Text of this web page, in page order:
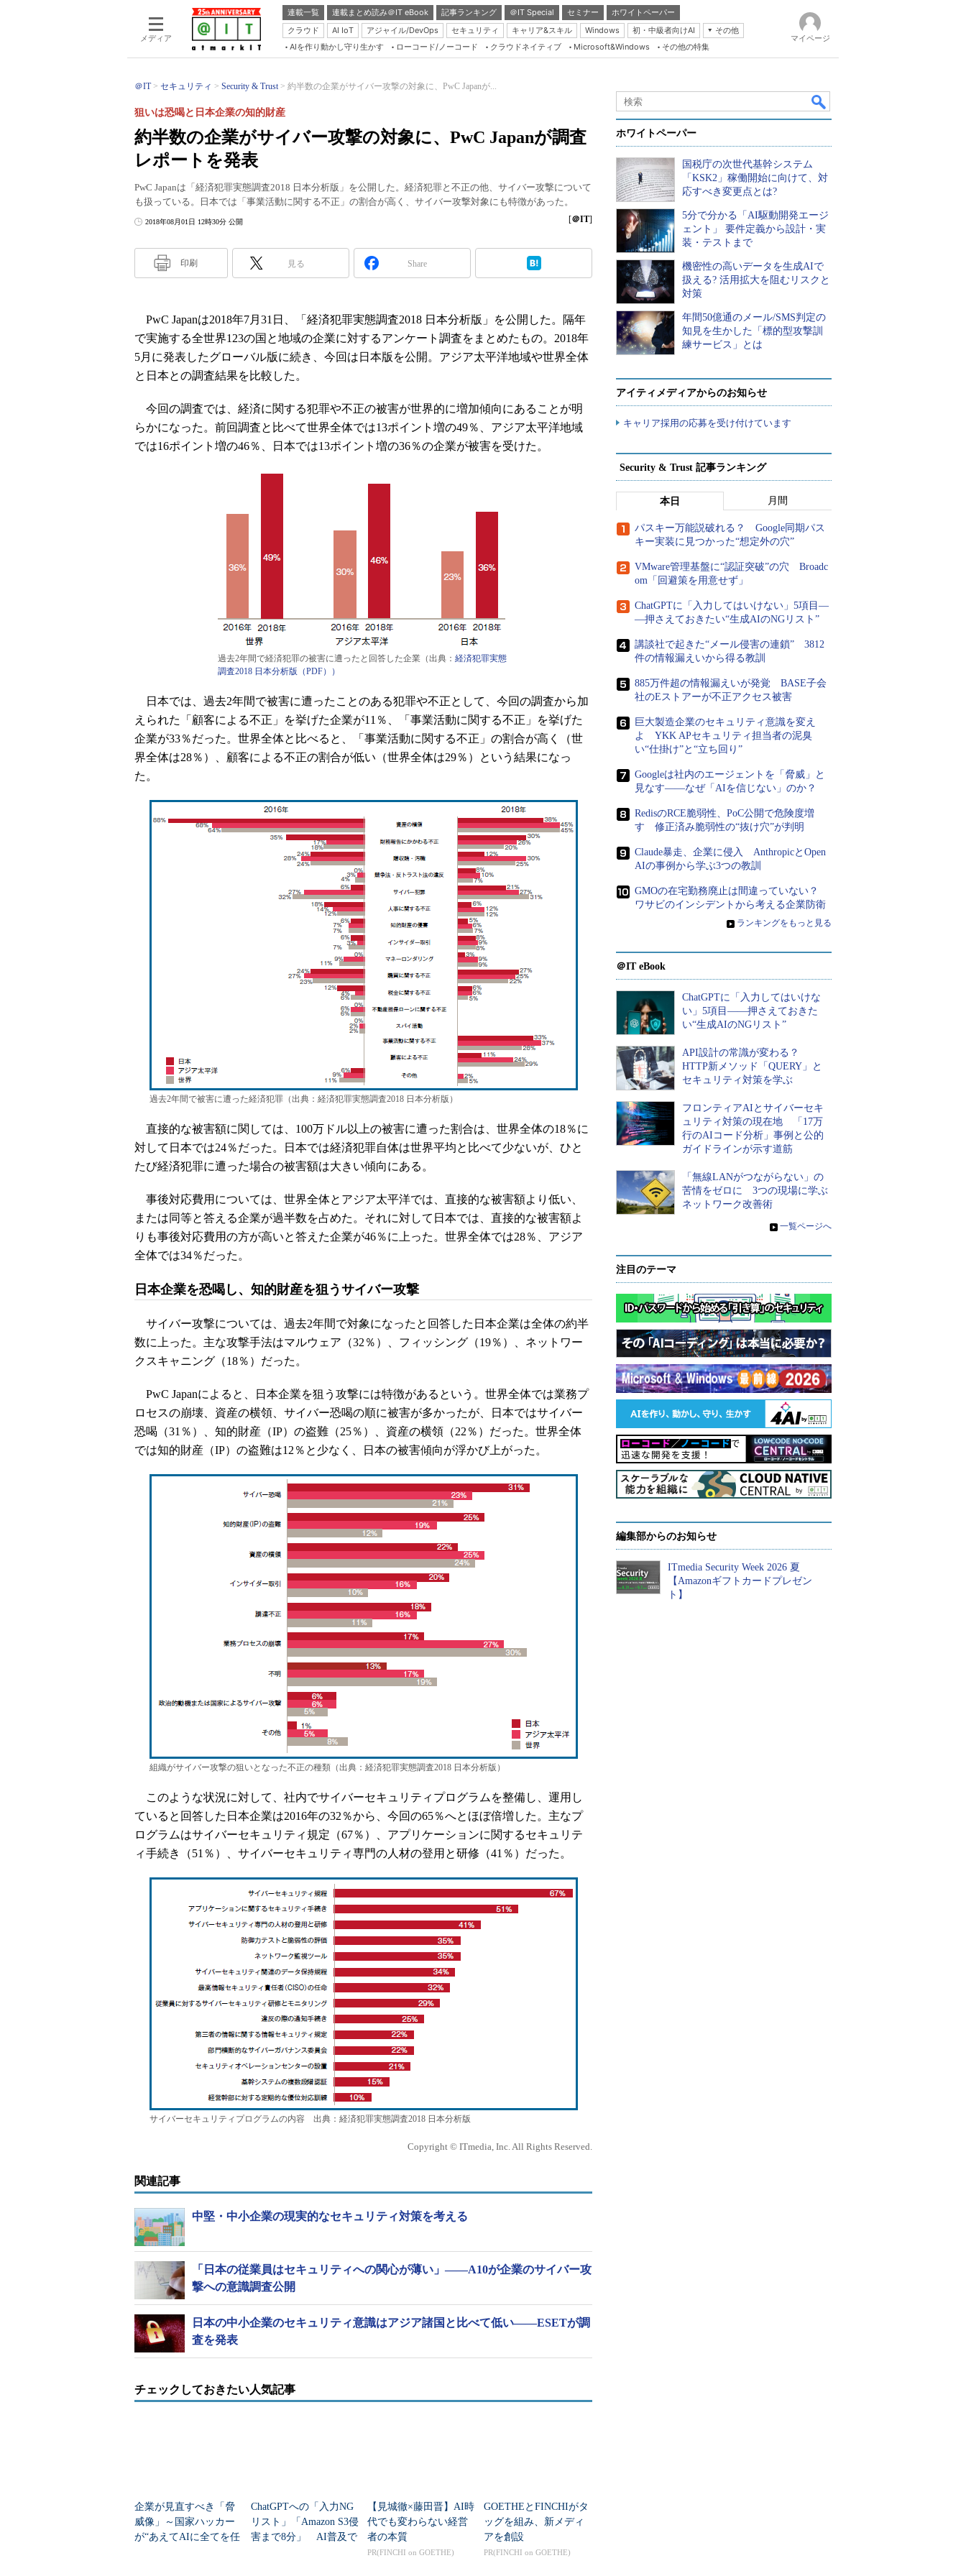
メディア
連載一覧 連載まとめ読み＠IT eBook 記事ランキング ＠IT Special セミナー
ホワイトペーパー
クラウド
AI IoT アジャイル/DevOps セキュリティ キャリア&スキル Windows 初・中級者向けAI
その他
Server & Storage
Java Agile
Database Expert
Linux ＆ OSS
Master of IP Network
AIを作り動かし守り生かす ローコード/ノーコード クラウドネイティブ Microsoft&Windows その他の特集
マイページ
＠IT セキュリティ Security & Trust 約半数の企業がサイバー攻撃の対象に、PwC Japanが...
約半数の企業がサイバー攻撃の対象に、PwC Japanが調査
レポートを発表
狙いは恐喝と日本企業の知的財産
PwC Japanは「経済犯罪実態調査2018 日本分析版」を公開した。経済犯罪と不正の他、サイバー攻撃について
も扱っている。日本では「事業活動に関する不正」の割合が高く、サイバー攻撃対象にも特徴があった。
2018年08月01日 12時30分 公開 [＠IT]
印刷 見る Share
PwC Japanは2018年7月31日、「経済犯罪実態調査2018 日本分析版」を公開した。隔年
で実施する全世界123の国と地域の企業に対するアンケート調査をまとめたもの。2018年
5月に発表したグローバル版に続き、今回は日本版を公開。アジア太平洋地域や世界全体
と日本との調査結果を比較した。
今回の調査では、経済に関する犯罪や不正の被害が世界的に増加傾向にあることが明
らかになった。前回調査と比べて世界全体では13ポイント増の49％、アジア太平洋地域
では16ポイント増の46％、日本では13ポイント増の36％の企業が被害を受けた。
過去2年間で経済犯罪の被害に遭ったと回答した企業（出典： 経済犯罪実態
調査2018 日本分析版（PDF））
日本では、過去2年間で被害に遭ったことのある犯罪や不正として、今回の調査から加
えられた「顧客による不正」を挙げた企業が11％、「事業活動に関する不正」を挙げた
企業が33％だった。世界全体と比べると、「事業活動に関する不正」の割合が高く（世
界全体は28％）、顧客による不正の割合が低い（世界全体は29％）という結果になっ
た。
過去2年間で被害に遭った経済犯罪（出典：経済犯罪実態調査2018 日本分析版）
直接的な被害額に関しては、100万ドル以上の被害に遭った割合は、世界全体の18％に
対して日本では24％だった。日本では経済犯罪自体は世界平均と比べて少ないが、ひと
たび経済犯罪に遭った場合の被害額は大きい傾向にある。
事後対応費用については、世界全体とアジア太平洋では、直接的な被害額より低い、
または同等と答える企業が過半数を占めた。それに対して日本では、直接的な被害額よ
りも事後対応費用の方が高いと答えた企業が46％に上った。世界全体では28％、アジア
全体では34％だった。
日本企業を恐喝し、知的財産を狙うサイバー攻撃
サイバー攻撃については、過去2年間で対象になったと回答した日本企業は全体の約半
数に上った。主な攻撃手法はマルウェア（32％）、フィッシング（19％）、ネットワー
クスキャニング（18％）だった。
PwC Japanによると、日本企業を狙う攻撃には特徴があるという。世界全体では業務プ
ロセスの崩壊、資産の横領、サイバー恐喝の順に被害が多かったが、日本ではサイバー
恐喝（31％）、知的財産（IP）の盗難（25％）、資産の横領（22％）だった。世界全体
では知的財産（IP）の盗難は12％と少なく、日本の被害傾向が浮かび上がった。
組織がサイバー攻撃の狙いとなった不正の種類（出典：経済犯罪実態調査2018 日本分析版）
このような状況に対して、社内でサイバーセキュリティプログラムを整備し、運用し
ていると回答した日本企業は2016年の32％から、今回の65％へとほぼ倍増した。主なプ
ログラムはサイバーセキュリティ規定（67％）、アプリケーションに関するセキュリテ
ィ手続き（51％）、サイバーセキュリティ専門の人材の登用と研修（41％）だった。
サイバーセキュリティプログラムの内容 出典：経済犯罪実態調査2018 日本分析版
Copyright © ITmedia, Inc. All Rights Reserved.
関連記事
中堅・中小企業の現実的なセキュリティ対策を考える
「日本の従業員はセキュリティへの関心が薄い」――A10が企業のサイバー攻
撃への意識調査公開
日本の中小企業のセキュリティ意識はアジア諸国と比べて低い――ESETが調
査を発表
チェックしておきたい人気記事
企業が見直すべき「脅
威像」～国家ハッカー
が“あえてAIに全てを任
ChatGPTへの「入力NG
リスト」「Amazon S3侵
害まで8分」 AI普及で
【見城徹×藤田晋】AI時
代でも変わらない経営
者の本質
PR(FINCHI on GOETHE)
GOETHEとFINCHIがタ
ッグを組み、新メディ
アを創設
PR(FINCHI on GOETHE)
ホワイトペーパー
国税庁の次世代基幹システム
「KSK2」稼働開始に向けて、対
応すべき変更点とは?
5分で分かる「AI駆動開発エージ
ェント」 要件定義から設計・実
装・テストまで
機密性の高いデータを生成AIで
扱える? 活用拡大を阻むリスクと
対策
年間50億通のメール/SMS判定の
知見を生かした「標的型攻撃訓
練サービス」とは
アイティメディアからのお知らせ
キャリア採用の応募を受け付けています
Security & Trust 記事ランキング
本日 月間
パスキー万能説破れる？ Google同期パス
キー実装に見つかった“想定外の穴”
VMware管理基盤に“認証突破”の穴 Broadc
om「回避策を用意せず」
ChatGPTに「入力してはいけない」5項目―
―押さえておきたい“生成AIのNGリスト”
講談社で起きた“メール侵害の連鎖” 3812
件の情報漏えいから得る教訓
885万件超の情報漏えいが発覚 BASE子会
社のEストアーが不正アクセス被害
巨大製造企業のセキュリティ意識を変え
よ YKK APセキュリティ担当者の泥臭
い“仕掛け”と“立ち回り”
Googleは社内のエージェントを「脅威」と
見なす――なぜ「AIを信じない」のか？
RedisのRCE脆弱性、PoC公開で危険度増
す 修正済み脆弱性の“抜け穴”が判明
Claude暴走、企業に侵入 AnthropicとOpen
AIの事例から学ぶ3つの教訓
GMOの在宅勤務廃止は間違っていない？
ワサビのインシデントから考える企業防衛
» ランキングをもっと見る
＠IT eBook
ChatGPTに「入力してはいけな
い」5項目――押さえておきた
い“生成AIのNGリスト”
API設計の常識が変わる？
HTTP新メソッド「QUERY」と
セキュリティ対策を学ぶ
フロンティアAIとサイバーセキ
ュリティ対策の現在地 「17万
行のAIコード分析」事例と公的
ガイドラインが示す道筋
「無線LANがつながらない」の
苦情をゼロに 3つの現場に学ぶ
ネットワーク改善術
» 一覧ページへ
注目のテーマ
編集部からのお知らせ
ITmedia Security Week 2026 夏
【Amazonギフトカードプレゼン
ト】